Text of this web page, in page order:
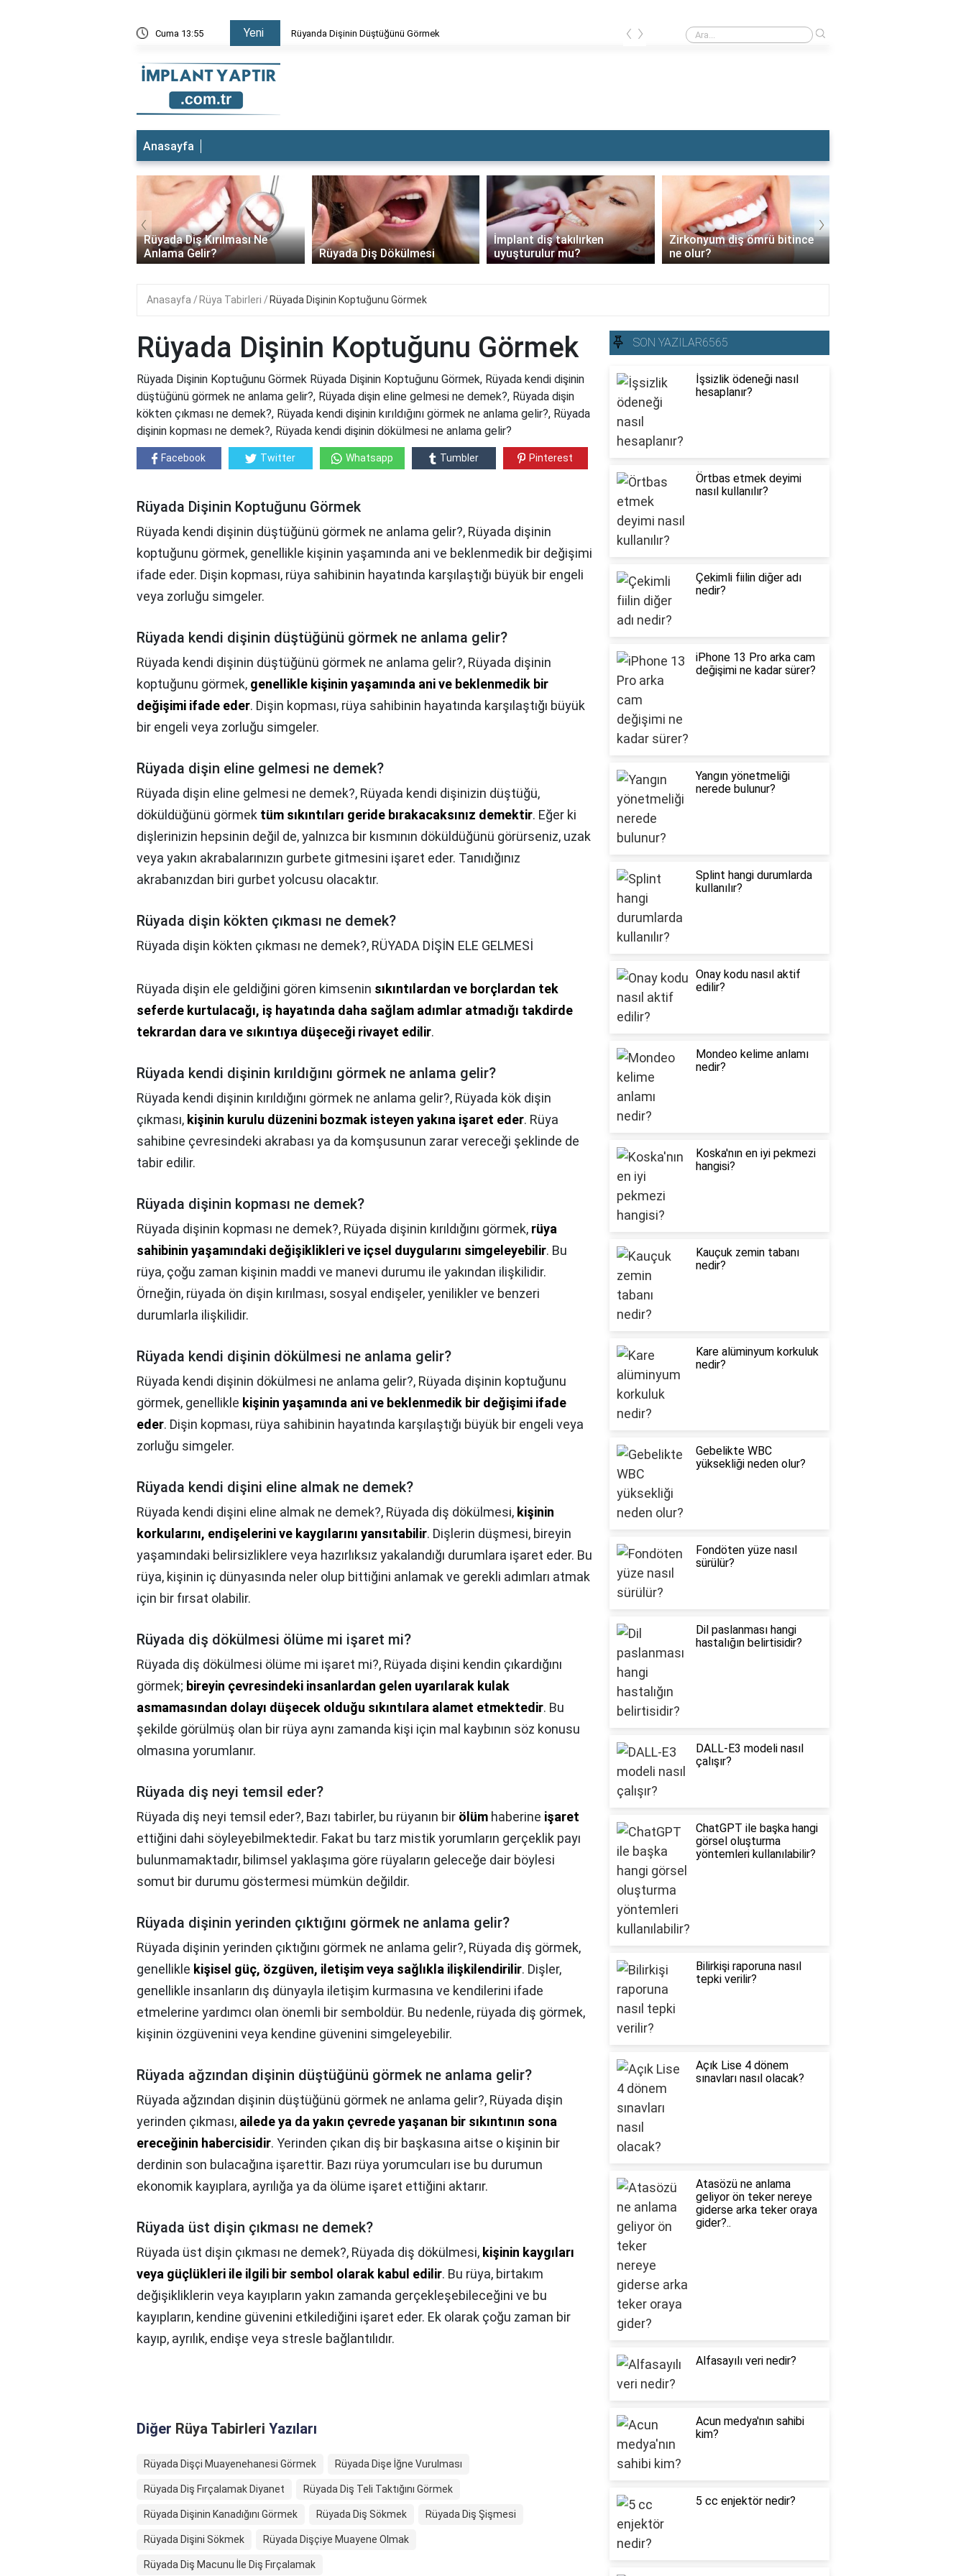
Cuma 13:55 Yeni Rüyada Dolgu Dişin Kırılması Rüyada Dişçiye Muayene Olmak
‹ ›
Anasayfa
Rüyada Diş Kırılması Ne
Anlama Gelir?
Rüyada Diş Dökülmesi
İmplant diş takılırken
uyuşturulur mu?
Zirkonyum diş ömrü bitince
ne olur?
‹ ›
Anasayfa Rüya Tabirleri Rüyada Dişinin Koptuğunu Görmek
Rüyada Dişinin Koptuğunu Görmek
Rüyada Dişinin Koptuğunu Görmek Rüyada Dişinin Koptuğunu Görmek, Rüyada kendi dişinin
düştüğünü görmek ne anlama gelir?, Rüyada dişin eline gelmesi ne demek?, Rüyada dişin
kökten çıkması ne demek?, Rüyada kendi dişinin kırıldığını görmek ne anlama gelir?, Rüyada
dişinin kopması ne demek?, Rüyada kendi dişinin dökülmesi ne anlama gelir?
Facebook Twitter Whatsapp Tumbler Pinterest
Rüyada Dişinin Koptuğunu Görmek
Rüyada kendi dişinin düştüğünü görmek ne anlama gelir?, Rüyada dişinin
koptuğunu görmek, genellikle kişinin yaşamında ani ve beklenmedik bir değişimi
ifade eder. Dişin kopması, rüya sahibinin hayatında karşılaştığı büyük bir engeli
veya zorluğu simgeler.
Rüyada kendi dişinin düştüğünü görmek ne anlama gelir?
Rüyada kendi dişinin düştüğünü görmek ne anlama gelir?, Rüyada dişinin
koptuğunu görmek, genellikle kişinin yaşamında ani ve beklenmedik bir
değişimi ifade eder. Dişin kopması, rüya sahibinin hayatında karşılaştığı büyük
bir engeli veya zorluğu simgeler.
Rüyada dişin eline gelmesi ne demek?
Rüyada dişin eline gelmesi ne demek?, Rüyada kendi dişinizin düştüğü,
döküldüğünü görmek tüm sıkıntıları geride bırakacaksınız demektir. Eğer ki
dişlerinizin hepsinin değil de, yalnızca bir kısmının döküldüğünü görürseniz, uzak
veya yakın akrabalarınızın gurbete gitmesini işaret eder. Tanıdığınız
akrabanızdan biri gurbet yolcusu olacaktır.
Rüyada dişin kökten çıkması ne demek?
Rüyada dişin kökten çıkması ne demek?, RÜYADA DİŞİN ELE GELMESİ
Rüyada dişin ele geldiğini gören kimsenin sıkıntılardan ve borçlardan tek
seferde kurtulacağı, iş hayatında daha sağlam adımlar atmadığı takdirde
tekrardan dara ve sıkıntıya düşeceği rivayet edilir.
Rüyada kendi dişinin kırıldığını görmek ne anlama gelir?
Rüyada kendi dişinin kırıldığını görmek ne anlama gelir?, Rüyada kök dişin
çıkması, kişinin kurulu düzenini bozmak isteyen yakına işaret eder. Rüya
sahibine çevresindeki akrabası ya da komşusunun zarar vereceği şeklinde de
tabir edilir.
Rüyada dişinin kopması ne demek?
Rüyada dişinin kopması ne demek?, Rüyada dişinin kırıldığını görmek, rüya
sahibinin yaşamındaki değişiklikleri ve içsel duygularını simgeleyebilir. Bu
rüya, çoğu zaman kişinin maddi ve manevi durumu ile yakından ilişkilidir.
Örneğin, rüyada ön dişin kırılması, sosyal endişeler, yenilikler ve benzeri
durumlarla ilişkilidir.
Rüyada kendi dişinin dökülmesi ne anlama gelir?
Rüyada kendi dişinin dökülmesi ne anlama gelir?, Rüyada dişinin koptuğunu
görmek, genellikle kişinin yaşamında ani ve beklenmedik bir değişimi ifade
eder. Dişin kopması, rüya sahibinin hayatında karşılaştığı büyük bir engeli veya
zorluğu simgeler.
Rüyada kendi dişini eline almak ne demek?
Rüyada kendi dişini eline almak ne demek?, Rüyada diş dökülmesi, kişinin
korkularını, endişelerini ve kaygılarını yansıtabilir. Dişlerin düşmesi, bireyin
yaşamındaki belirsizliklere veya hazırlıksız yakalandığı durumlara işaret eder. Bu
rüya, kişinin iç dünyasında neler olup bittiğini anlamak ve gerekli adımları atmak
için bir fırsat olabilir.
Rüyada diş dökülmesi ölüme mi işaret mi?
Rüyada diş dökülmesi ölüme mi işaret mi?, Rüyada dişini kendin çıkardığını
görmek; bireyin çevresindeki insanlardan gelen uyarılarak kulak
asmamasından dolayı düşecek olduğu sıkıntılara alamet etmektedir. Bu
şekilde görülmüş olan bir rüya aynı zamanda kişi için mal kaybının söz konusu
olmasına yorumlanır.
Rüyada diş neyi temsil eder?
Rüyada diş neyi temsil eder?, Bazı tabirler, bu rüyanın bir ölüm haberine işaret
ettiğini dahi söyleyebilmektedir. Fakat bu tarz mistik yorumların gerçeklik payı
bulunmamaktadır, bilimsel yaklaşıma göre rüyaların geleceğe dair böylesi
somut bir durumu göstermesi mümkün değildir.
Rüyada dişinin yerinden çıktığını görmek ne anlama gelir?
Rüyada dişinin yerinden çıktığını görmek ne anlama gelir?, Rüyada diş görmek,
genellikle kişisel güç, özgüven, iletişim veya sağlıkla ilişkilendirilir. Dişler,
genellikle insanların dış dünyayla iletişim kurmasına ve kendilerini ifade
etmelerine yardımcı olan önemli bir semboldür. Bu nedenle, rüyada diş görmek,
kişinin özgüvenini veya kendine güvenini simgeleyebilir.
Rüyada ağzından dişinin düştüğünü görmek ne anlama gelir?
Rüyada ağzından dişinin düştüğünü görmek ne anlama gelir?, Rüyada dişin
yerinden çıkması, ailede ya da yakın çevrede yaşanan bir sıkıntının sona
ereceğinin habercisidir. Yerinden çıkan diş bir başkasına aitse o kişinin bir
derdinin son bulacağına işarettir. Bazı rüya yorumcuları ise bu durumun
ekonomik kayıplara, ayrılığa ya da ölüme işaret ettiğini aktarır.
Rüyada üst dişin çıkması ne demek?
Rüyada üst dişin çıkması ne demek?, Rüyada diş dökülmesi, kişinin kaygıları
veya güçlükleri ile ilgili bir sembol olarak kabul edilir. Bu rüya, birtakım
değişikliklerin veya kayıpların yakın zamanda gerçekleşebileceğini ve bu
kayıpların, kendine güvenini etkilediğini işaret eder. Ek olarak çoğu zaman bir
kayıp, ayrılık, endişe veya stresle bağlantılıdır.
Diğer Rüya Tabirleri Yazıları
Rüyada Dişçi Muayenehanesi Görmek Rüyada Dişe İğne Vurulması
Rüyada Diş Fırçalamak Diyanet Rüyada Diş Teli Taktığını Görmek
Rüyada Dişinin Kanadığını Görmek Rüyada Diş Sökmek Rüyada Diş Şişmesi
Rüyada Dişini Sökmek Rüyada Dişçiye Muayene Olmak
Rüyada Diş Macunu İle Diş Fırçalamak
SON YAZILAR6565
İşsizlik ödeneği nasıl
hesaplanır?
Örtbas etmek deyimi
nasıl kullanılır?
Çekimli fiilin diğer adı
nedir?
iPhone 13 Pro arka cam
değişimi ne kadar sürer?
Yangın yönetmeliği
nerede bulunur?
Splint hangi durumlarda
kullanılır?
Onay kodu nasıl aktif
edilir?
Mondeo kelime anlamı
nedir?
Koska'nın en iyi pekmezi
hangisi?
Kauçuk zemin tabanı
nedir?
Kare alüminyum korkuluk
nedir?
Gebelikte WBC
yüksekliği neden olur?
Fondöten yüze nasıl
sürülür?
Dil paslanması hangi
hastalığın belirtisidir?
DALL-E3 modeli nasıl
çalışır?
ChatGPT ile başka hangi
görsel oluşturma
yöntemleri kullanılabilir?
Bilirkişi raporuna nasıl
tepki verilir?
Açık Lise 4 dönem
sınavları nasıl olacak?
Atasözü ne anlama
geliyor ön teker nereye
giderse arka teker oraya
gider?..
Alfasayılı veri nedir?
Acun medya'nın sahibi
kim?
5 cc enjektör nedir?